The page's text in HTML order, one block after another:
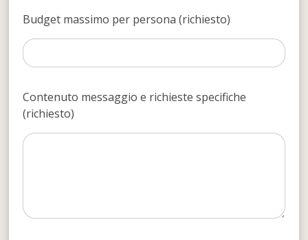
Budget massimo per persona (richiesto)
Contenuto messaggio e richieste specifiche
(richiesto)